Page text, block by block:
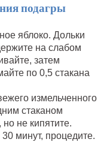
подагры
яблоко. Дольки
на слабом
затем
по 0,5 стакана
измельченного
стаканом
не кипятите.
минут, процедите.